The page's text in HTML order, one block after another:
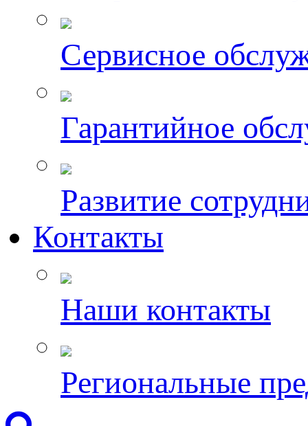
Сервисное
Гарантийное
Развитие
Контакты
Наши контакты
Региональные